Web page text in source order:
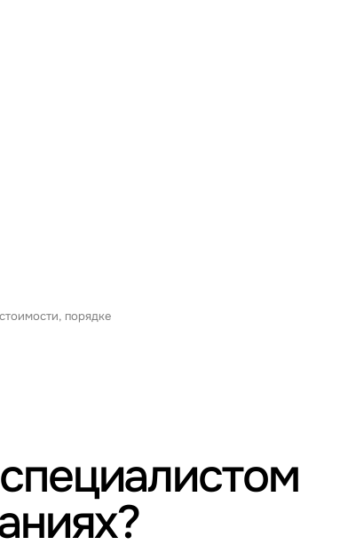
порядке